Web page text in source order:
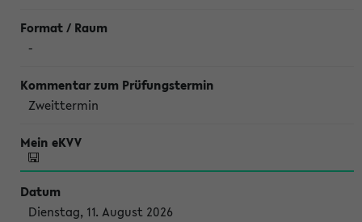
-
Zweittermin
Dienstag, 11. August 2026